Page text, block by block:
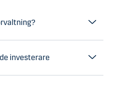
investerare